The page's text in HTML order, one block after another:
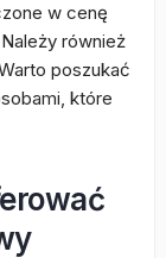
w cenę
również
poszukać
które